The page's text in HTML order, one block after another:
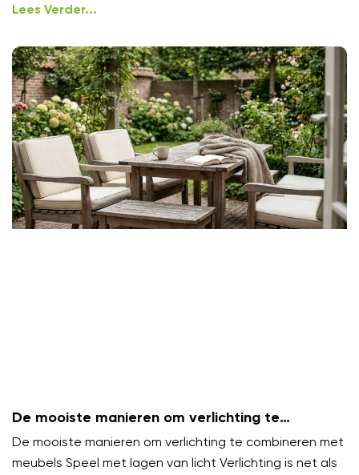
Lees Verder...
De mooiste manieren om verlichting te
combineren met meubels
De mooiste manieren om verlichting te combineren met
meubels Speel met lagen van licht Verlichting is net als